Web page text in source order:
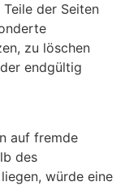
der Seiten
zu löschen
endgültig
auf fremde
des
würde eine